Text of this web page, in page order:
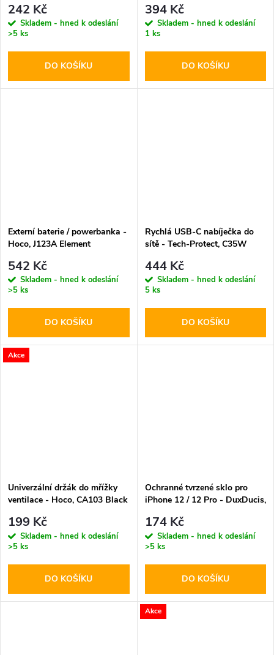
242 Kč
Skladem - hned k odeslání
>5 ks
DO KOŠÍKU
394 Kč
Skladem - hned k odeslání
1 ks
DO KOŠÍKU
Externí baterie / powerbanka -
Hoco, J123A Element
542 Kč
Skladem - hned k odeslání
>5 ks
DO KOŠÍKU
Rychlá USB-C nabíječka do
sítě - Tech-Protect, C35W
444 Kč
Skladem - hned k odeslání
5 ks
DO KOŠÍKU
Akce
Univerzální držák do mřížky
ventilace - Hoco, CA103 Black
199 Kč
Skladem - hned k odeslání
>5 ks
DO KOŠÍKU
Ochranné tvrzené sklo pro
iPhone 12 / 12 Pro - DuxDucis,
174 Kč
Skladem - hned k odeslání
>5 ks
DO KOŠÍKU
Akce